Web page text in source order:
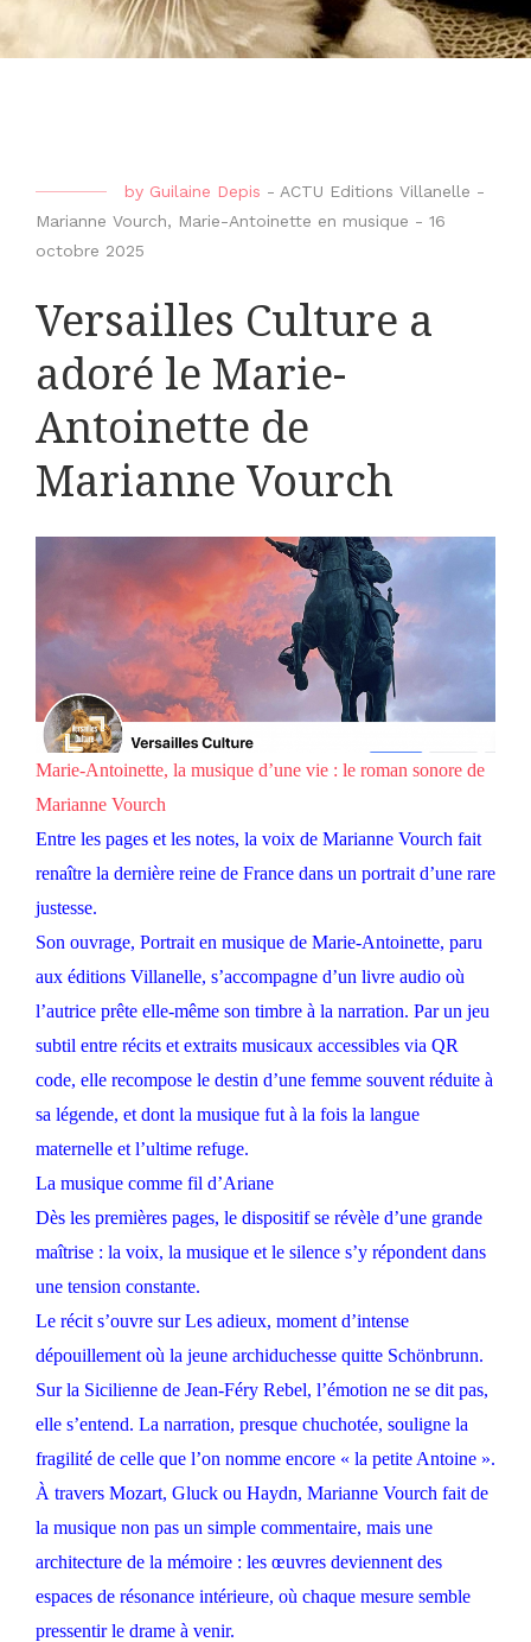
by Guilaine Depis - ACTU Editions Villanelle -
Marianne Vourch, Marie-Antoinette en musique - 16
octobre 2025
Versailles Culture a
adoré le Marie-
Antoinette de
Marianne Vourch
Marie-Antoinette, la musique d’une vie : le roman sonore de
Marianne Vourch
Entre les pages et les notes, la voix de Marianne Vourch fait
renaître la dernière reine de France dans un portrait d’une rare
justesse.
Son ouvrage, Portrait en musique de Marie-Antoinette, paru
aux éditions Villanelle, s’accompagne d’un livre audio où
l’autrice prête elle-même son timbre à la narration. Par un jeu
subtil entre récits et extraits musicaux accessibles via QR
code, elle recompose le destin d’une femme souvent réduite à
sa légende, et dont la musique fut à la fois la langue
maternelle et l’ultime refuge.
La musique comme fil d’Ariane
Dès les premières pages, le dispositif se révèle d’une grande
maîtrise : la voix, la musique et le silence s’y répondent dans
une tension constante.
Le récit s’ouvre sur Les adieux, moment d’intense
dépouillement où la jeune archiduchesse quitte Schönbrunn.
Sur la Sicilienne de Jean-Féry Rebel, l’émotion ne se dit pas,
elle s’entend. La narration, presque chuchotée, souligne la
fragilité de celle que l’on nomme encore « la petite Antoine ».
À travers Mozart, Gluck ou Haydn, Marianne Vourch fait de
la musique non pas un simple commentaire, mais une
architecture de la mémoire : les œuvres deviennent des
espaces de résonance intérieure, où chaque mesure semble
pressentir le drame à venir.